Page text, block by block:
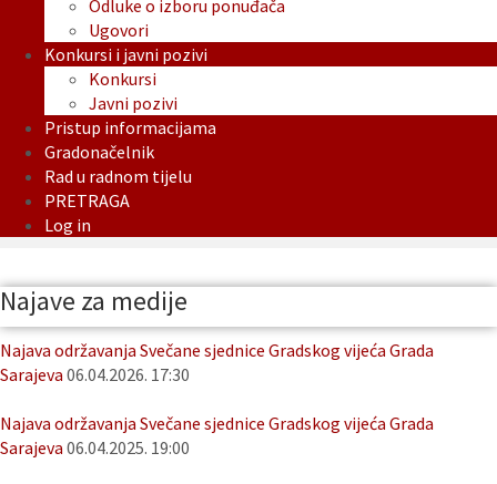
Odluke o izboru ponuđača
Ugovori
Konkursi i javni pozivi
Konkursi
Javni pozivi
Pristup informacijama
Gradonačelnik
Rad u radnom tijelu
PRETRAGA
Log in
Najave za medije
Najava održavanja Svečane sjednice Gradskog vijeća Grada
Sarajeva 06.04.2026. 17:30
Najava održavanja Svečane sjednice Gradskog vijeća Grada
Sarajeva 06.04.2025. 19:00